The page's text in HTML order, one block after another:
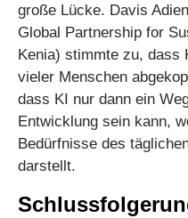
große Lücke. Davis
Global Partnership for
Kenia) stimmte zu, dass
vieler Menschen
dass KI nur dann ein
Entwicklung sein kann,
Bedürfnisse des
darstellt.